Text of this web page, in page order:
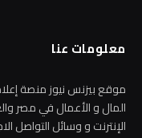
معلومات عنا
موقع بيزنس نيوز منصة
المال و الأعمال في مصر
الإنترنت و وسائل التواصل